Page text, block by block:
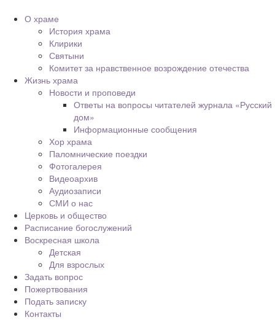
О храме
История храма
Клирики
Святыни
Комитет за нравственное возрождение отечества
Жизнь храма
Новости и проповеди
Ответы на вопросы читателей журнала «Русский
дом»
Информационные сообщения
Хор храма
Паломнические поездки
Фотогалерея
Видеоархив
Аудиозаписи
СМИ о нас
Церковь и общество
Расписание богослужений
Воскресная школа
Детская
Для взрослых
Задать вопрос
Пожертвования
Подать записку
Контакты